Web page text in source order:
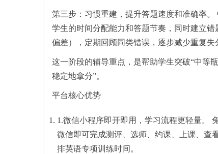
第三步：习惯重建，提升答题速度和准确率
学生的时间分配能力和答题节奏，同时建立
偏差），定期回顾同类错误，逐步减少重复失
这一阶段的辅导重点，是帮助学生突破“中等
稳定地拿分”。
平台核心优势
1.微信小程序即开即用，学习流程更轻量。
微信即可完成测评、选师、约课、上课、查
排英语专项训练时间。